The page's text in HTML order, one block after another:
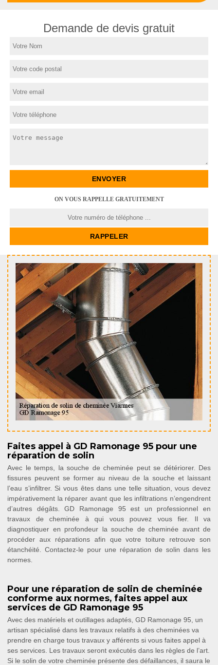
Demande de devis gratuit
ON VOUS RAPPELLE GRATUITEMENT
Faites appel à GD Ramonage 95 pour une
réparation de solin
Avec le temps, la souche de cheminée peut se détériorer. Des
fissures peuvent se former au niveau de la souche et laissant
l’eau s’infiltrer. Si vous êtes dans une telle situation, vous devez
impérativement la réparer avant que les infiltrations n’engendrent
d’autres dégâts. GD Ramonage 95 est un professionnel en
travaux de cheminée à qui vous pouvez vous fier. Il va
diagnostiquer en profondeur la souche de cheminée avant de
procéder aux réparations afin que votre toiture retrouve son
étanchéité. Contactez-le pour une réparation de solin dans les
normes.
Pour une réparation de solin de cheminée
conforme aux normes, faites appel aux
services de GD Ramonage 95
Avec des matériels et outillages adaptés, GD Ramonage 95, un
artisan spécialisé dans les travaux relatifs à des cheminées va
prendre en charge tous travaux y afférents si vous faites appel à
ses services. Les travaux seront exécutés dans les règles de l’art.
Si le solin de votre cheminée présente des défaillances, il saura le